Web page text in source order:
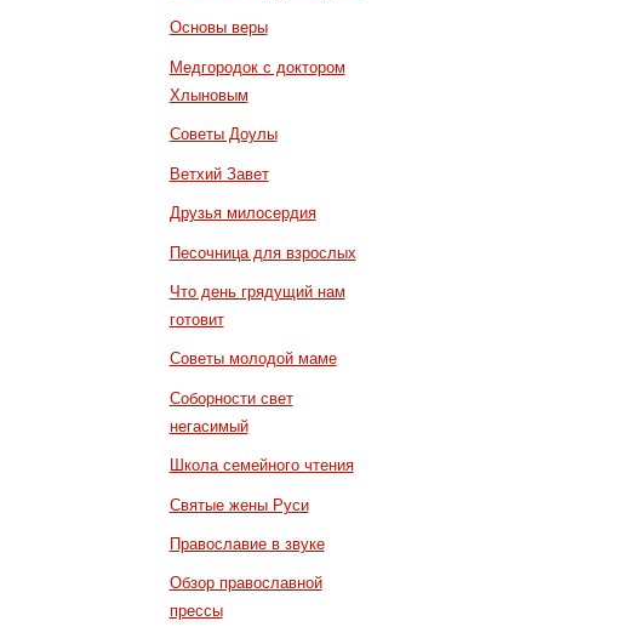
Основы веры
Медгородок с доктором
Хлыновым
Советы Доулы
Ветхий Завет
Друзья милосердия
Песочница для взрослых
Что день грядущий нам
готовит
Советы молодой маме
Соборности свет
негасимый
Школа семейного чтения
Святые жены Руси
Православие в звуке
Обзор православной
прессы